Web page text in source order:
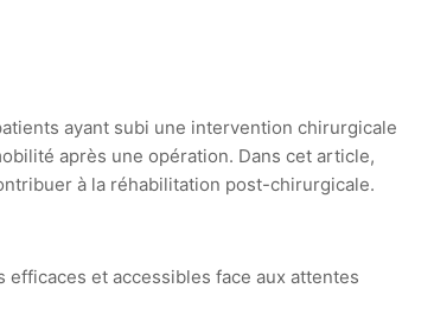
ayant subi une intervention chirurgicale
après une opération. Dans cet article,
à la réhabilitation post-chirurgicale.
et accessibles face aux attentes